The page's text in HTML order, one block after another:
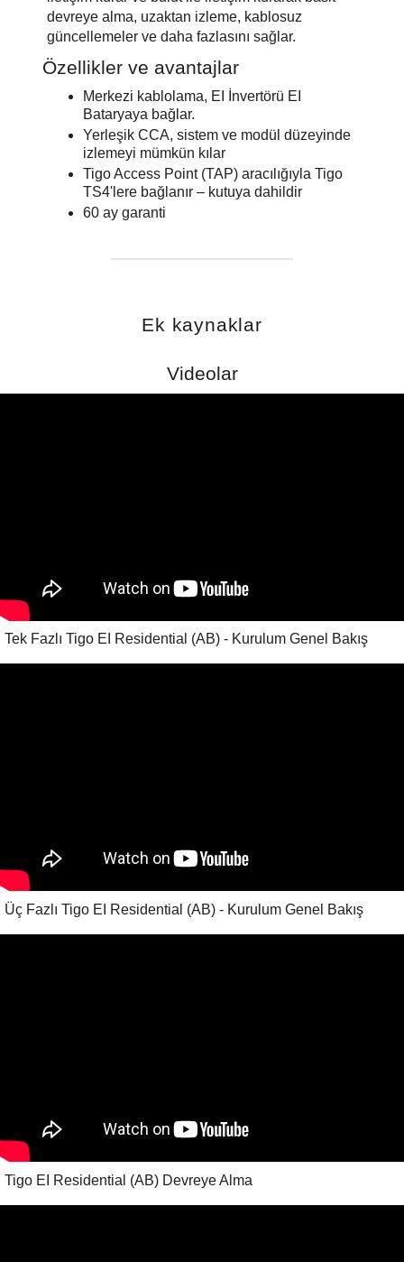
devreye alma, uzaktan izleme, kablosuz
güncellemeler ve daha fazlasını sağlar.
Özellikler ve avantajlar
Merkezi kablolama, EI İnvertörü EI
Bataryaya bağlar.
Yerleşik CCA, sistem ve modül düzeyinde
izlemeyi mümkün kılar
Tigo Access Point (TAP) aracılığıyla Tigo
TS4'lere bağlanır – kutuya dahildir
60 ay garanti
Ek kaynaklar
Videolar
Tek Fazlı Tigo EI Residential (AB) - Kurulum Genel Bakış
Üç Fazlı Tigo EI Residential (AB) - Kurulum Genel Bakış
Tigo EI Residential (AB) Devreye Alma